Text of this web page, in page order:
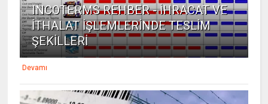
INCOTERMS REHBER - İHRACAT VE
İTHALAT İŞLEMLERİNDE TESLİM
ŞEKİLLERİ
Devamı